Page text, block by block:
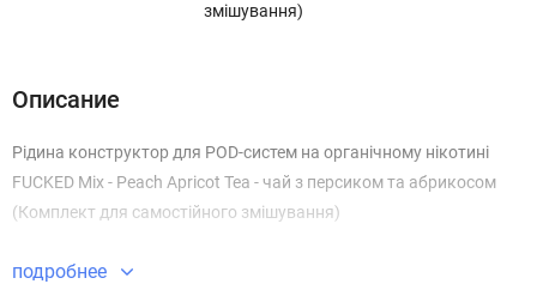
змішування)
Описание
Рідина конструктор для POD-систем на органічному нікотині
FUCKED Mix - Peach Apricot Tea - чай з персиком та абрикосом
(Комплект для самостійного змішування)
подробнее